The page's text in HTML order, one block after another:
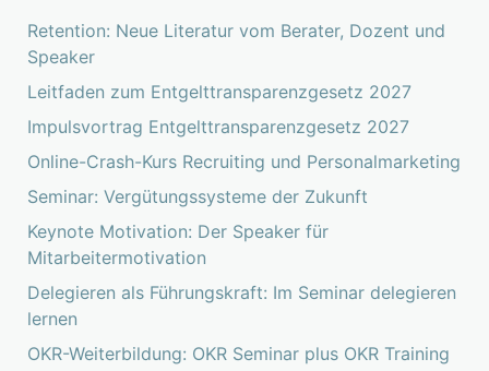
Retention: Neue Literatur vom Berater, Dozent und
Speaker
Leitfaden zum Entgelttransparenzgesetz 2027
Impulsvortrag Entgelttransparenzgesetz 2027
Online-Crash-Kurs Recruiting und Personalmarketing
Seminar: Vergütungssysteme der Zukunft
Keynote Motivation: Der Speaker für
Mitarbeitermotivation
Delegieren als Führungskraft: Im Seminar delegieren
lernen
OKR-Weiterbildung: OKR Seminar plus OKR Training